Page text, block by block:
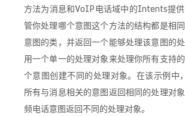
方法为消息和VoIP电话域中的Intents提
管你处理哪个意图这个方法的结构都是相
意图的类，并返回一个能够处理该意图的
用一个单一的处理对象来处理你所有支持
个意图创建不同的处理对象。在该示例
所有与消息相关的意图返回相同的处理对
频电话意图返回不同的处理对象。